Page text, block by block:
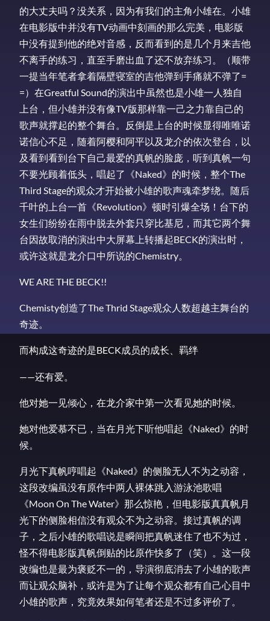
的大丈夫吗？没关系，因为有我们的主角小雄在。小雄
在电影版中并没有TV动画中刻画的那么完美，电影版
中没有提到他的绝对音感，反而看到的是几个月来吉他
不离手的练习，直至手磨出血了还不放弃练习。（顺带
一提当年笔者拿着隔壁寝室的吉他弹到手痛就不弹了=
=）在Greatful Sound的演出中虽然也是小雄一人独自
上台，但小雄并没有像TV版那样靠一己之力靠自己的
歌声就撑起的整个舞台。反倒是上台的时候显得唯唯诺
诺信心不足，随着阿樱和阿平以及龙介的依次登台，以
及看到看到台下自己最爱的真帆的脸庞，听到真帆一句
不要光顾着低头，唱起了《Naked》的时候，整个The
Third Stage的观众才开始被小雄的歌声魂牵梦绕。随后
千叶的上台一首《Revolution》顿时引爆全场！台下的
女生们纷纷在雨中脱去外套只穿比基尼，而其它两个舞
台因故取消的演出中大屏幕上转播起BECK的演出时，
或许这就是龙介口中所说的Chemistry。
WE ARE THE BECK!!
Chemisty创造了The Thrid Stage观众人数超越主舞台的
奇迹。
而构成这奇迹的是BECK成员的成长、羁绊
——还有爱。
他对她一见倾心，在龙介家中第一次看见她的时候。
她对他爱慕不已，当在月光下听他唱起《Naked》的时
候。
月光下真帆哼唱起《Naked》的侧脸无人不为之动容，
这段改编虽没有原作中两人裸体跳入游泳池歌唱
《Moon On The Water》那么惊艳，但电影版真真帆月
光下的侧脸相信没有观众不为之动容。接过真帆的调
子，之后小雄的歌唱说是瞬间把真帆迷住了也不为过，
怪不得电影版真帆倒贴的比原作快多了（笑）。这一段
改编也是最为褒贬不一的，导演彻底消去了小雄的歌声
而让观众脑补，或许是为了让每个观众都有自己心目中
小雄的歌声，究竟效果如何笔者还是不过多评价了。